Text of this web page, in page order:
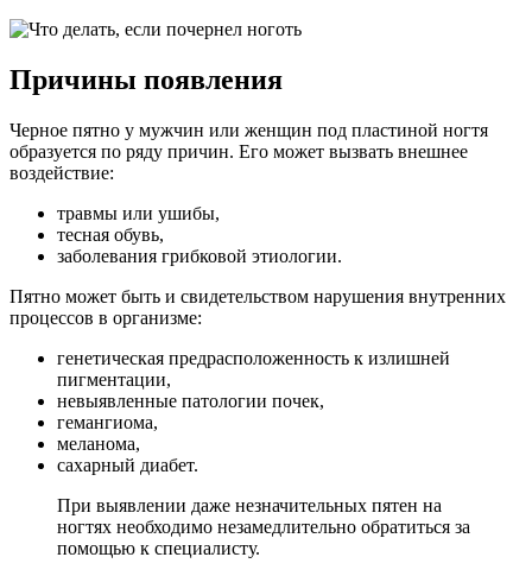
Причины появления
Черное пятно у мужчин или женщин под пластиной ногтя
образуется по ряду причин. Его может вызвать внешнее
воздействие:
травмы или ушибы,
тесная обувь,
заболевания грибковой этиологии.
Пятно может быть и свидетельством нарушения внутренних
процессов в организме:
генетическая предрасположенность к излишней
пигментации,
невыявленные патологии почек,
гемангиома,
меланома,
сахарный диабет.
При выявлении даже незначительных пятен на
ногтях необходимо незамедлительно обратиться за
помощью к специалисту.